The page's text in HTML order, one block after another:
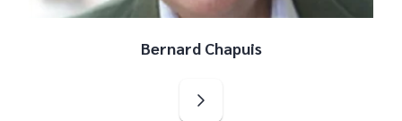
Bernard Chapuis